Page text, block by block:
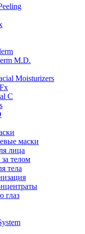
M.D.
Moisturizers
C
маски
лица
телом
тела
глаз